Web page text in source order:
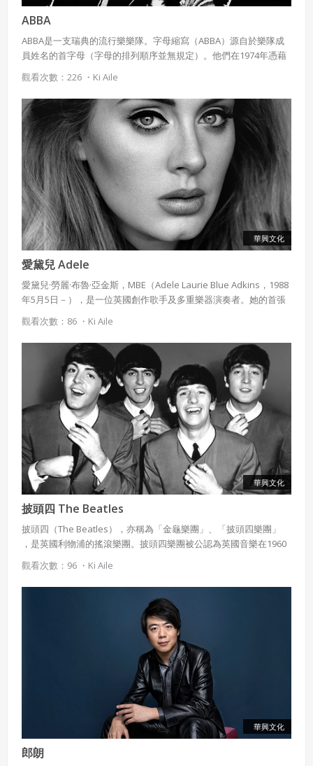
ABBA
ABBA是一支瑞典的流行樂樂隊。字母縮寫（ABBA）源自於樂隊成
員姓名的首字母（字母的排列順序並無規定）。他們在1974年憑藉
歌曲《滑鐵盧Waterloo 》歐洲歌唱大賽中獲勝，從此廣泛地為人所
知。
觀看次數：226 ・ Ki Aile
華興文化
愛黛兒 Adele
愛黛兒·勞麗·布魯·亞金斯，MBE（Adele Laurie Blue Adkins，1988
年5月5日－），是一位英國創作歌手及多重樂器演奏者。她的首張
專輯《19》於2008年發行，該專輯並以在英國超過220萬、全球超
過750萬的銷售量獲得7x白金銷售認證，在英國專輯排行榜上得到第
一名佳績，唱片於英國得到四次白金唱片及在美國得到雙白金的成
績，並獲得水星音樂獎提名，贏到商業上和評價上的成功。
觀看次數：86 ・ Ki Aile
華興文化
披頭四 The Beatles
披頭四（The Beatles），亦稱為「金龜樂團」、「披頭四樂團」
，是英國利物浦的搖滾樂團。披頭四樂團被公認為英國音樂在1960
年代「入侵」美國的代表人物。其音樂風格源自五十年代的搖滾，
之後開拓了各種曲風如迷幻搖滾、流行搖滾、古典音樂的融合等。
觀看次數：96 ・ Ki Aile
華興文化
郎朗
使用 Facebook 帳號登入
還沒有註冊帳號嗎？點擊立刻註冊
想起密碼了嗎？點擊立刻登入
使用 Facebook 帳號註冊
已閱讀使用條款 隱私政策
已經有註冊帳號了嗎？點擊
緣會員有意願吉寶知識系統（本系統），經註冊本
系統表示您同意會員合約：
一、定義條款
授權內容：係指吉寶系統有限公司（吉寶系統公司）所有或
經授權使用而置放於吉寶知識系統網站或系統內之著作物。
衍生著作：係指就授權內容改作之創作。
二、會員規範
會員同意遵守本系統之會員規範、著作權條款及隱私權政
策。
違反前項約定者，本系統得終止會員資格。
三、著作權授權
會員得於本系統內使用授權內容，除經著作權人有標示採取
創用CC授權或其他授權者，會員不得重製、轉載、散布或類
似方法流通授權內容。
本系統防盜拷措施或類似措施，會員不得予以破解、破壞或
會員使用本系統之費用，由吉寶系統公司定之並按月收取。
吉寶系統公司得不定期公告與調整費用。
會員享有其創作之衍生著作的著作權，但會員同意吉寶系統
公司得於該著作權存續期間內無償使用，包括再授權之權
本條約定不因本合約終止而失效。
我同意上述會員條款
同意上述條款，確定註冊